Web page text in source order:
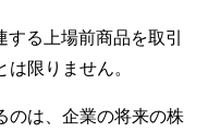
る上場前商品を取引
限りません。
のは、企業の将来の株